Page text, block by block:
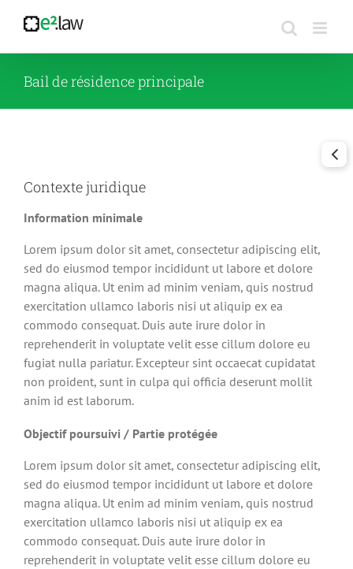
contenu
Bail de résidence principale
Contexte juridique
Information minimale
Lorem ipsum dolor sit amet, consectetur adipiscing elit,
sed do eiusmod tempor incididunt ut labore et dolore
magna aliqua. Ut enim ad minim veniam, quis nostrud
exercitation ullamco laboris nisi ut aliquip ex ea
commodo consequat. Duis aute irure dolor in
reprehenderit in voluptate velit esse cillum dolore eu
fugiat nulla pariatur. Excepteur sint occaecat cupidatat
non proident, sunt in culpa qui officia deserunt mollit
anim id est laborum.
Objectif poursuivi / Partie protégée
Lorem ipsum dolor sit amet, consectetur adipiscing elit,
sed do eiusmod tempor incididunt ut labore et dolore
magna aliqua. Ut enim ad minim veniam, quis nostrud
exercitation ullamco laboris nisi ut aliquip ex ea
commodo consequat. Duis aute irure dolor in
reprehenderit in voluptate velit esse cillum dolore eu